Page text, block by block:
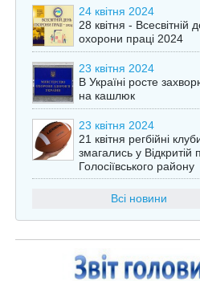
24 квітня 2024
28 квітня - Всесвітній
охорони праці 2024
23 квітня 2024
В Україні росте
на кашлюк
23 квітня 2024
21 квітня регбійні
змагались у Відкритій
Голосіївського району
Всі новини